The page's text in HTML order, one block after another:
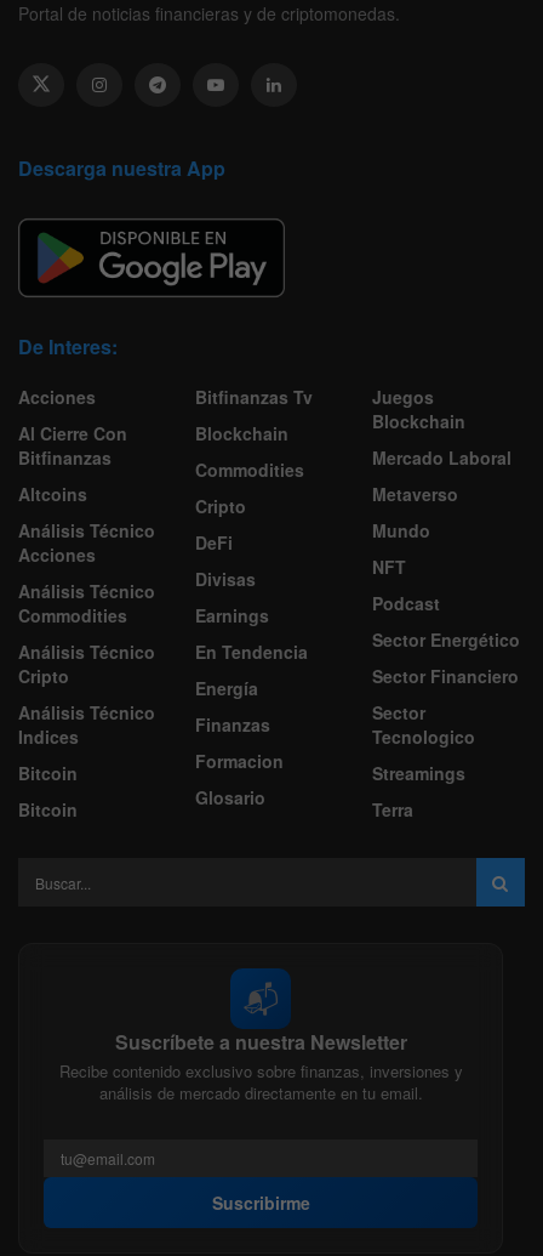
Portal de noticias financieras y de criptomonedas.
Descarga nuestra App
De Interes:
Acciones
Al Cierre Con
Bitfinanzas
Altcoins
Análisis Técnico
Acciones
Análisis Técnico
Commodities
Análisis Técnico
Cripto
Análisis Técnico
Indices
Bitcoin
Bitcoin
Bitfinanzas Tv
Blockchain
Commodities
Cripto
DeFi
Divisas
Earnings
En Tendencia
Energía
Finanzas
Formacion
Glosario
Juegos
Blockchain
Mercado Laboral
Metaverso
Mundo
NFT
Podcast
Sector Energético
Sector Financiero
Sector
Tecnologico
Streamings
Terra
📬
Suscríbete a nuestra Newsletter
Recibe contenido exclusivo sobre finanzas, inversiones y
análisis de mercado directamente en tu email.
Suscribirme